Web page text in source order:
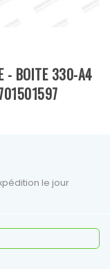
- BOITE 330-A4
le jour